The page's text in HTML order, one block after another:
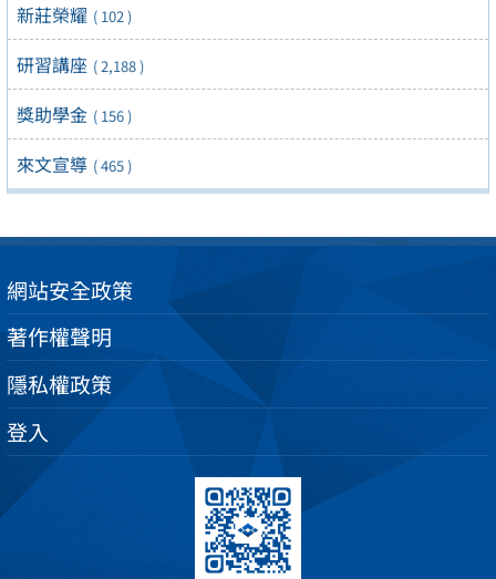
新莊榮耀 ( 102 )
研習講座 ( 2,188 )
獎助學金 ( 156 )
來文宣導 ( 465 )
網站安全政策
著作權聲明
隱私權政策
登入